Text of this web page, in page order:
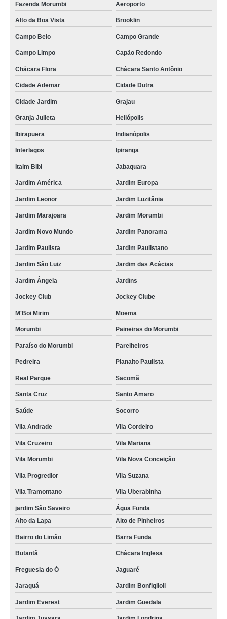
cartão em pvc personalizado preço Alto da Lapa
cartão pvc valor Jardim Marajoara
cartão de pvc personalizado valor Araçatuba
empresa que faz cartão pvc Atibaia
cartão de pvc valor Saúde
cartão de visita pvc valor Riviera de São Lourenço
cartão pvc personalizado valor Vila Mazzei
empresa que faz cartão pvc personalizado Cantareira
empresa que faz cartão em pvc personalizado Itaim Bibi
cartão de visita pvc preço Água Funda
cartão pvc preço Itatiba
empresa que faz cartão de pvc Itaim Bibi
cartão fidelidade pvc Sapopemba
cartão em pvc personalizado preço Itapevi
onde comprar cartão de pvc Cidade Quarto Centenário
empresa que faz cartão de pvc personalizado Cidade Jardim
cartão pvc Ubatuba
onde comprar cartão fidelidade pvc Heliópolis
cartão em pvc personalizado valor Valinhos
cartão fidelidade pvc Ponte Rasa
cartão pvc personalizado preço São José dos Campos
cartão de acesso pvc Carandiru
cartão de pvc personalizado Parque Vila Prudente
empresa que faz cartão de visita em pvc Cidade Ademar
empresa que faz cartão de pvc Sacomã
empresa que faz cartão de acesso pvc Taboão da Serra
onde comprar cartão pvc Moema
onde comprar cartão de acesso pvc Parque Anhembi
Fazenda Morumbi Aeroporto
Alto da Boa Vista Brooklin
Campo Belo Campo Grande
Campo Limpo Capão Redondo
Chácara Flora Chácara Santo Antônio
Cidade Ademar Cidade Dutra
Cidade Jardim Grajau
Granja Julieta Heliópolis
Ibirapuera Indianópolis
Interlagos Ipiranga
Itaim Bibi Jabaquara
Jardim América Jardim Europa
Jardim Leonor Jardim Luzitânia
Jardim Marajoara Jardim Morumbi
Jardim Novo Mundo Jardim Panorama
Jardim Paulista Jardim Paulistano
Jardim São Luiz Jardim das Acácias
Jardim Ângela Jardins
Jockey Club Jockey Clube
M'Boi Mirim Moema
Morumbi Paineiras do Morumbi
Paraíso do Morumbi Parelheiros
Pedreira Planalto Paulista
Real Parque Sacomã
Santa Cruz Santo Amaro
Saúde Socorro
Vila Andrade Vila Cordeiro
Vila Cruzeiro Vila Mariana
Vila Morumbi Vila Nova Conceição
Vila Progredior Vila Suzana
Vila Tramontano Vila Uberabinha
jardim São Saveiro
Água Funda
Alto da Lapa
Alto de Pinheiros
Bairro do Limão Barra Funda
Butantã Chácara Inglesa
Freguesia do Ó Jaguaré
Jaraguá Jardim Bonfiglioli
Jardim Everest Jardim Guedala